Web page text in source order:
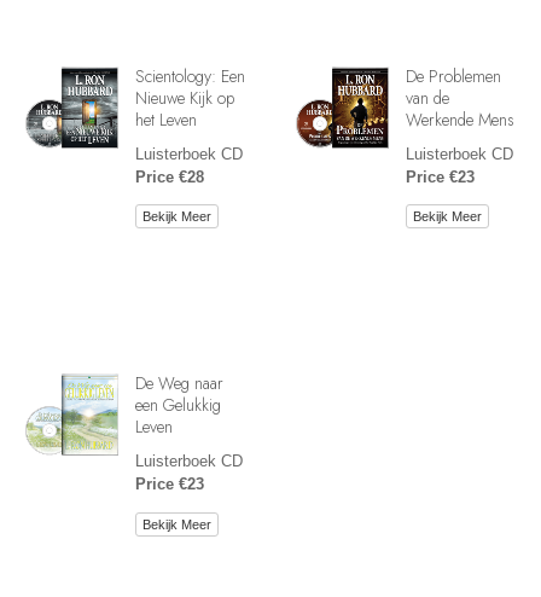
Scientology: Een
Nieuwe Kijk op
het Leven
Luisterboek CD
Price €28
Bekijk Meer
De Problemen
van de
Werkende Mens
Luisterboek CD
Price €23
Bekijk Meer
De Weg naar
een Gelukkig
Leven
Luisterboek CD
Price €23
Bekijk Meer